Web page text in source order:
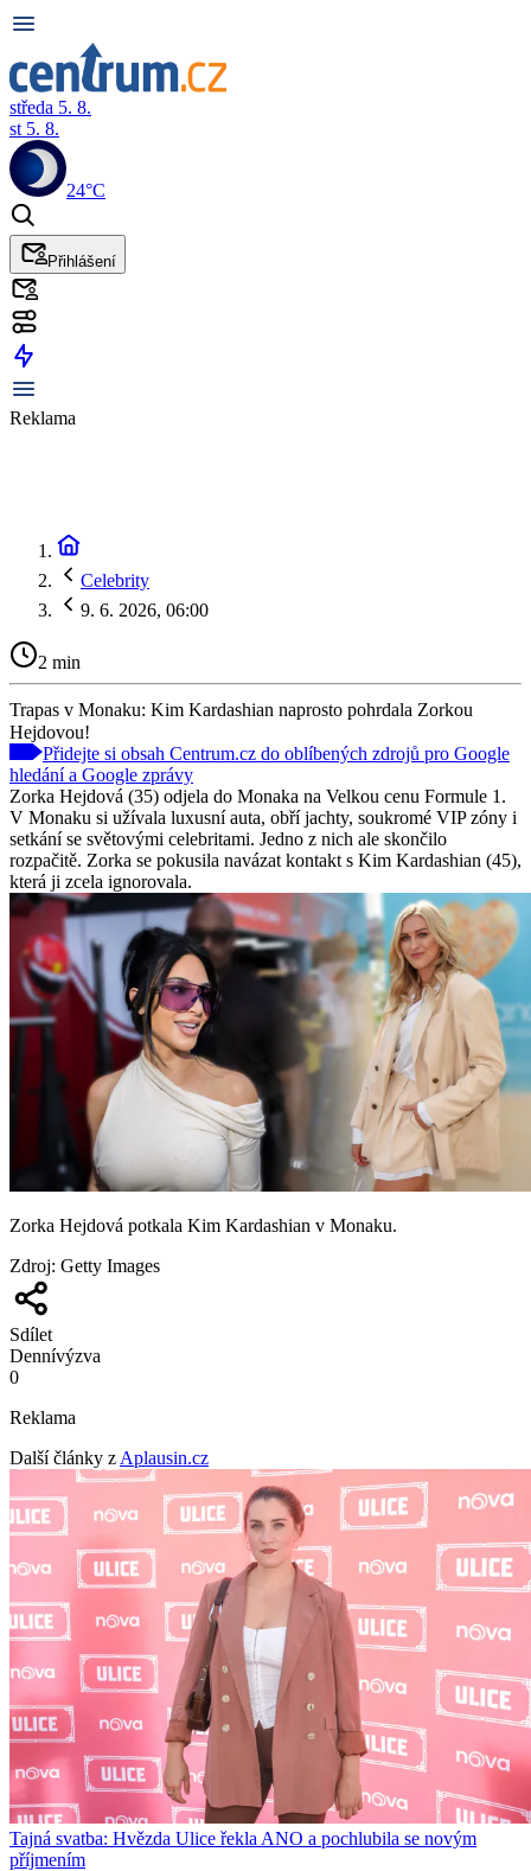
středa 5. 8.
st 5. 8.
24°C
Přihlášení
Reklama
Celebrity
9. 6. 2026, 06:00
2 min
Trapas v Monaku: Kim Kardashian naprosto pohrdala Zorkou
Hejdovou!
Přidejte si obsah Centrum.cz do oblíbených zdrojů pro Google
hledání a Google zprávy
Zorka Hejdová (35) odjela do Monaka na Velkou cenu Formule 1.
V Monaku si užívala luxusní auta, obří jachty, soukromé VIP zóny i
setkání se světovými celebritami. Jedno z nich ale skončilo
rozpačitě. Zorka se pokusila navázat kontakt s Kim Kardashian (45),
která ji zcela ignorovala.
Zorka Hejdová potkala Kim Kardashian v Monaku.
Zdroj: Getty Images
Sdílet
Dennívýzva
0
Reklama
Další články z Aplausin.cz
Tajná svatba: Hvězda Ulice řekla ANO a pochlubila se novým
příjmením